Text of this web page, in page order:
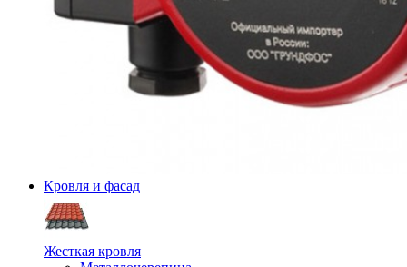
Кровля и фасад
Жесткая кровля